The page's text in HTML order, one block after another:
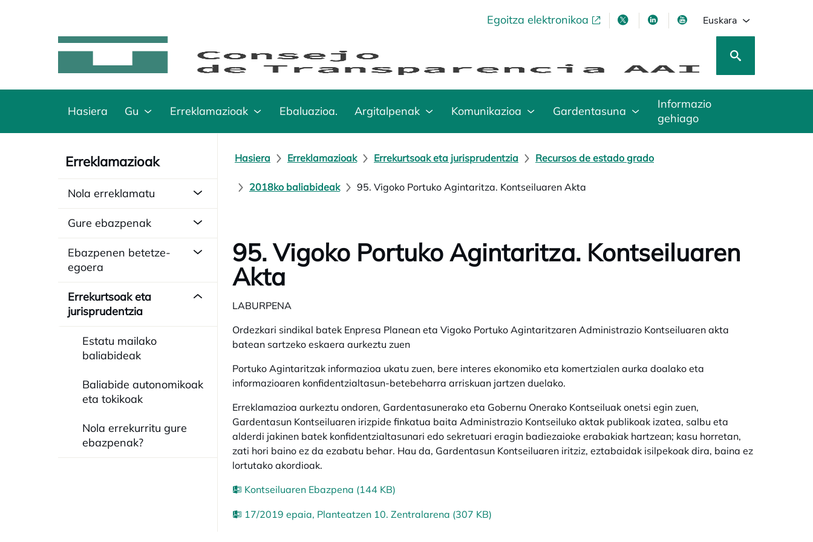
Egoitza elektronikoaopens in a new tabopens in a new tab
opens in a new tab
opens in a new tab
Euskara
Hasiera Gu Erreklamazioak Ebaluazioa. Argitalpenak Komunikazioa Gardentasuna
Informazio
gehiago
Erreklamazioak
Nola erreklamatu
Gure ebazpenak
Ebazpenen betetze-
egoera
Errekurtsoak eta
jurisprudentzia
Estatu mailako
baliabideak
Baliabide autonomikoak
eta tokikoak
Nola errekurritu gure
ebazpenak?
Hasiera Erreklamazioak Errekurtsoak eta jurisprudentzia Recursos de estado grado
2018ko baliabideak 95. Vigoko Portuko Agintaritza. Kontseiluaren Akta
95. Vigoko Portuko Agintaritza. Kontseiluaren
Akta
LABURPENA
Ordezkari sindikal batek Enpresa Planean eta Vigoko Portuko Agintaritzaren Administrazio Kontseiluaren akta
batean sartzeko eskaera aurkeztu zuen
Portuko Agintaritzak informazioa ukatu zuen, bere interes ekonomiko eta komertzialen aurka doalako eta
informazioaren konfidentzialtasun-betebeharra arriskuan jartzen duelako.
Erreklamazioa aurkeztu ondoren, Gardentasunerako eta Gobernu Onerako Kontseiluak onetsi egin zuen,
Gardentasun Kontseiluaren irizpide finkatua baita Administrazio Kontseiluko aktak publikoak izatea, salbu eta
alderdi jakinen batek konfidentzialtasunari edo sekretuari eragin badiezaioke erabakiak hartzean; kasu horretan,
zati hori baino ez da ezabatu behar. Hau da, Gardentasun Kontseiluaren iritziz, eztabaidak isilpekoak dira, baina ez
lortutako akordioak.
Kontseiluaren Ebazpena (144 KB)
17/2019 epaia, Planteatzen 10. Zentralarena (307 KB)